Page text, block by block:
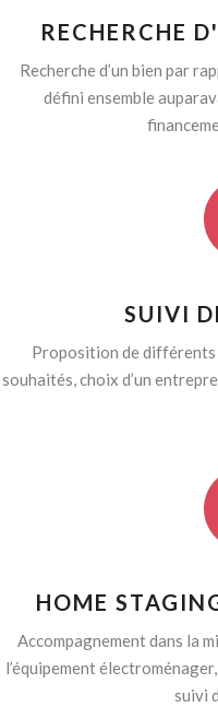
RECHERCHE
Recherche d’un bien par
défini ensemble
SUIVI
Proposition de différents
souhaités, choix d’un
HOME
Accompagnement dans la
l’équipement
suivi